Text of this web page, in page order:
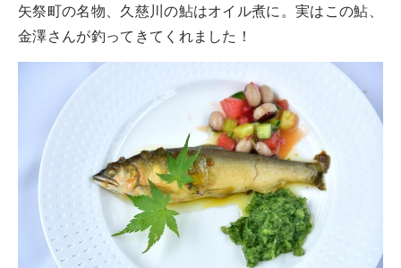
矢祭町の名物、久慈川の鮎はオイル煮に。実はこの鮎、
金澤さんが釣ってきてくれました！